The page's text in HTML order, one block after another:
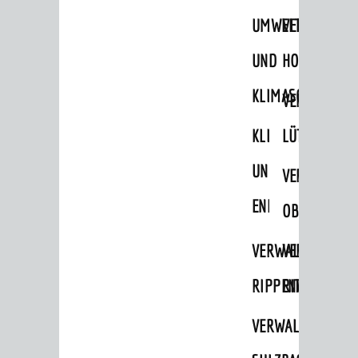
UMWELT-
UND
KLIMASCHUTZ
KLIMASCHUTZ
UND
RIPPENWEIER